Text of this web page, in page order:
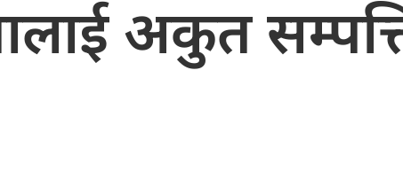
अकुत